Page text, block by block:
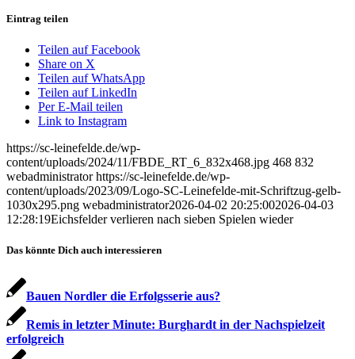
Eintrag teilen
Teilen auf Facebook
Share on X
Teilen auf WhatsApp
Teilen auf LinkedIn
Per E-Mail teilen
Link to Instagram
https://sc-leinefelde.de/wp-
content/uploads/2024/11/FBDE_RT_6_832x468.jpg 468 832
webadministrator https://sc-leinefelde.de/wp-
content/uploads/2023/09/Logo-SC-Leinefelde-mit-Schriftzug-gelb-
1030x295.png webadministrator2026-04-02 20:25:002026-04-03
12:28:19Eichsfelder verlieren nach sieben Spielen wieder
Das könnte Dich auch interessieren
Bauen Nordler die Erfolgsserie aus?
Remis in letzter Minute: Burghardt in der Nachspielzeit
erfolgreich